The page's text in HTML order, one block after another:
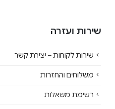
שירות ועזרה
שירות לקוחות – יצירת קשר
משלוחים והחזרות
רשימת משאלות